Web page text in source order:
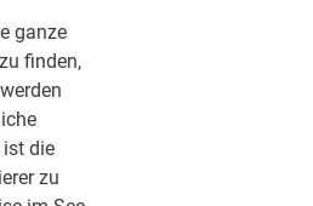
ganze
finden,
die
zu